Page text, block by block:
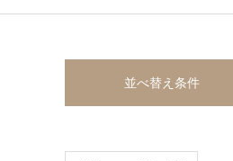
並べ替え条件